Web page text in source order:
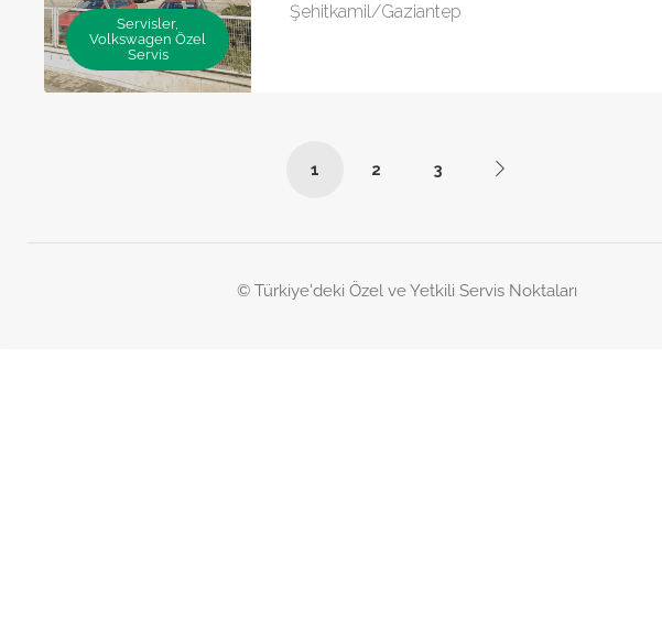
Servisler,
Volkswagen Özel
Servis
Şehitkamil/Gaziantep
1 2 3
© Türkiye'deki Özel ve Yetkili Servis Noktaları